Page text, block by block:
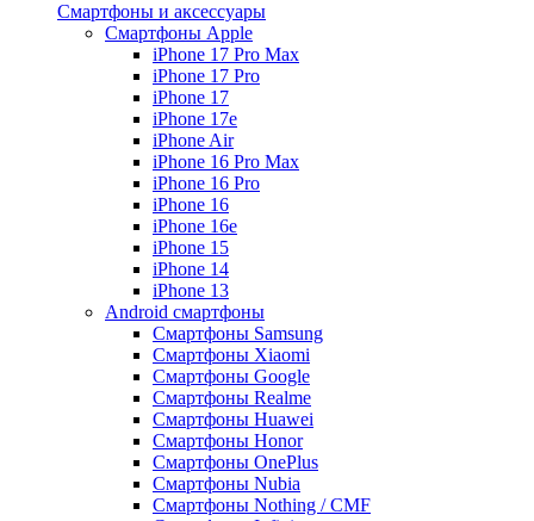
Смартфоны и аксессуары
Смартфоны Apple
iPhone 17 Pro Max
iPhone 17 Pro
iPhone 17
iPhone 17e
iPhone Air
iPhone 16 Pro Max
iPhone 16 Pro
iPhone 16
iPhone 16e
iPhone 15
iPhone 14
iPhone 13
Android cмартфоны
Смартфоны Samsung
Смартфоны Xiaomi
Смартфоны Google
Смартфоны Realme
Смартфоны Huawei
Смартфоны Honor
Смартфоны OnePlus
Смартфоны Nubia
Смартфоны Nothing / CMF